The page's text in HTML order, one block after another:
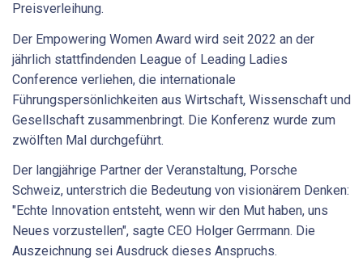
Preisverleihung.
Der Empowering Women Award wird seit 2022 an der
jährlich stattfindenden League of Leading Ladies
Conference verliehen, die internationale
Führungspersönlichkeiten aus Wirtschaft, Wissenschaft und
Gesellschaft zusammenbringt. Die Konferenz wurde zum
zwölften Mal durchgeführt.
Der langjährige Partner der Veranstaltung, Porsche
Schweiz, unterstrich die Bedeutung von visionärem Denken:
"Echte Innovation entsteht, wenn wir den Mut haben, uns
Neues vorzustellen", sagte CEO Holger Gerrmann. Die
Auszeichnung sei Ausdruck dieses Anspruchs.